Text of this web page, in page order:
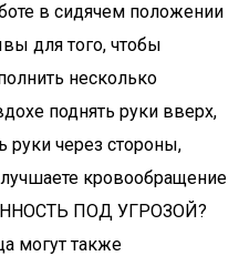
в сидячем положении
для того, чтобы
несколько
поднять руки вверх,
руки через стороны,
кровообращение
ПОД УГРОЗОЙ?
могут также